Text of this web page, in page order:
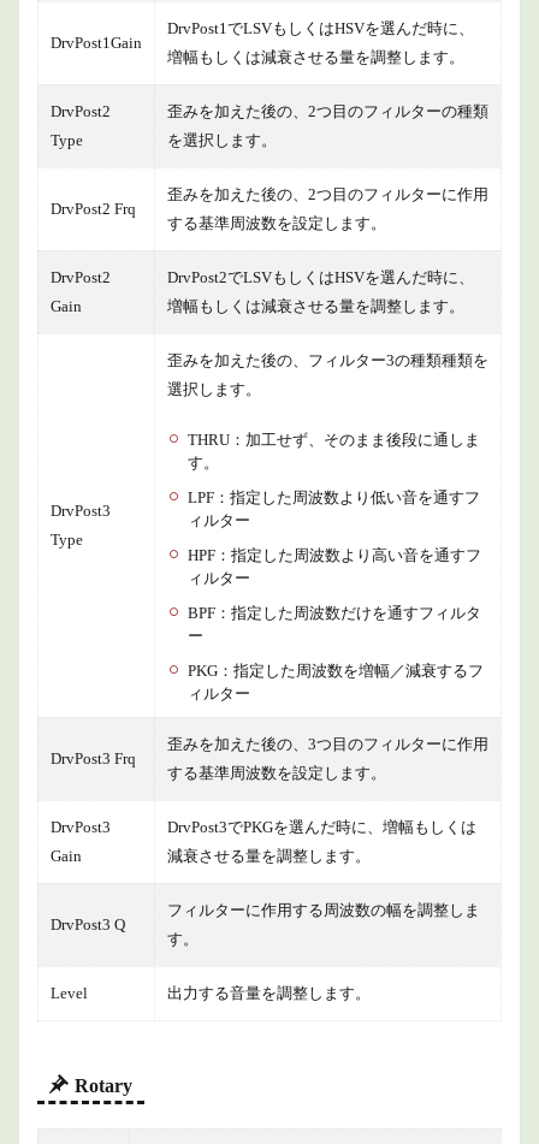
DrvPost1Gain
DrvPost1でLSVもしくはHSVを選んだ時に、
増幅もしくは減衰させる量を調整します。
DrvPost2
Type
歪みを加えた後の、2つ目のフィルターの種類
を選択します。
DrvPost2 Frq
歪みを加えた後の、2つ目のフィルターに作用
する基準周波数を設定します。
DrvPost2
Gain
DrvPost2でLSVもしくはHSVを選んだ時に、
増幅もしくは減衰させる量を調整します。
DrvPost3
Type
歪みを加えた後の、フィルター3の種類種類を
選択します。
THRU：加工せず、そのまま後段に通しま
す。
LPF：指定した周波数より低い音を通すフ
ィルター
HPF：指定した周波数より高い音を通すフ
ィルター
BPF：指定した周波数だけを通すフィルタ
ー
PKG：指定した周波数を増幅／減衰するフ
ィルター
DrvPost3 Frq
歪みを加えた後の、3つ目のフィルターに作用
する基準周波数を設定します。
DrvPost3
Gain
DrvPost3でPKGを選んだ時に、増幅もしくは
減衰させる量を調整します。
DrvPost3 Q
フィルターに作用する周波数の幅を調整しま
す。
Level 出力する音量を調整します。
Rotary